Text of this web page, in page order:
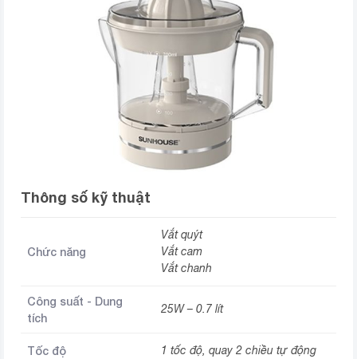
Thông số kỹ thuật
Chức năng
Vắt quýt
Vắt cam
Vắt chanh
Công suất - Dung
tích
25W – 0.7 lít
Tốc độ 1 tốc độ, quay 2 chiều tự động